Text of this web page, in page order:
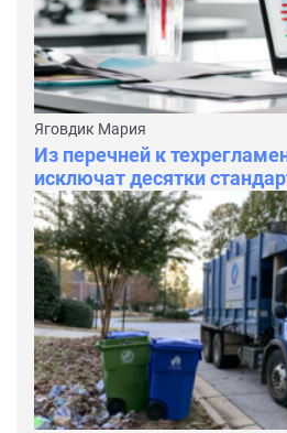
Яговдик Мария
Из перечней к
исключат десятки